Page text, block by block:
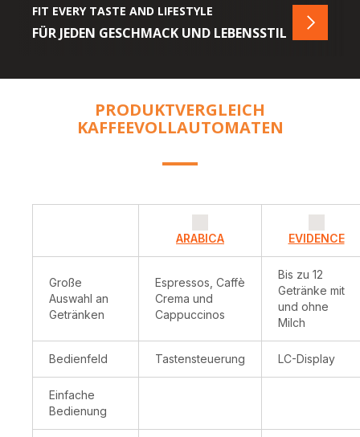
FIT EVERY TASTE AND LIFESTYLE
FÜR JEDEN GESCHMACK UND LEBENSSTIL
Offen
-
EVERY
PRODUKTVERGLEICH
KAFFEEVOLLAUTOMATEN
ARABICA EVIDENCE
Große
Auswahl an
Getränken
Espressos, Caffè
Crema und
Cappuccinos
Bis zu 12
Getränke mit
und ohne
Milch
Bedienfeld Tastensteuerung LC-Display
Einfache
Bedienung